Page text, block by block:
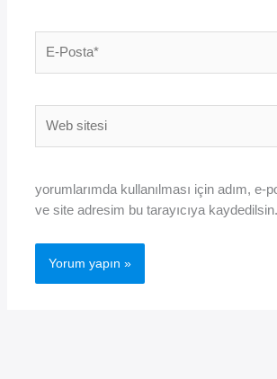
Posta*
sitesi
yorumlarımda kullanılması için adım, e-
ve site adresim bu tarayıcıya kaydedilsin.